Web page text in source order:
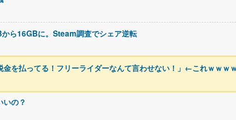
ら16GBに。Steam調査でシェア逆転
金を払ってる！フリーライダーなんて言わせない！」←これｗｗｗ
いの？